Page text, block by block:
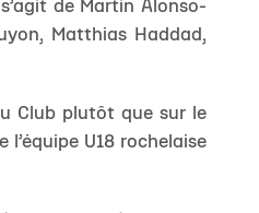
de Martín Alonso-
Matthias Haddad,
Club plutôt que sur le
l’équipe U18 rochelaise